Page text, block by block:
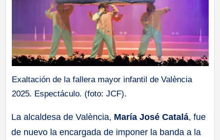
Exaltación de la fallera mayor infantil de València
2025. Espectáculo. (foto: JCF).
La alcaldesa de València, María José Catalá, fue
de nuevo la encargada de imponer la banda a la